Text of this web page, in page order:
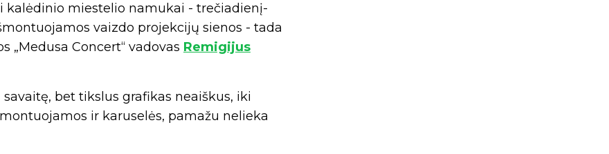
kalėdinio miestelio namukai - trečiadienį-
vaizdo projekcijų sienos - tada
„Medusa Concert“ vadovas Remigijus
bet tikslus grafikas neaiškus, iki
ir karuselės, pamažu nelieka